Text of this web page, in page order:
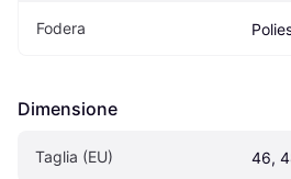
Fodera
Dimensione
Taglia (EU) 46,